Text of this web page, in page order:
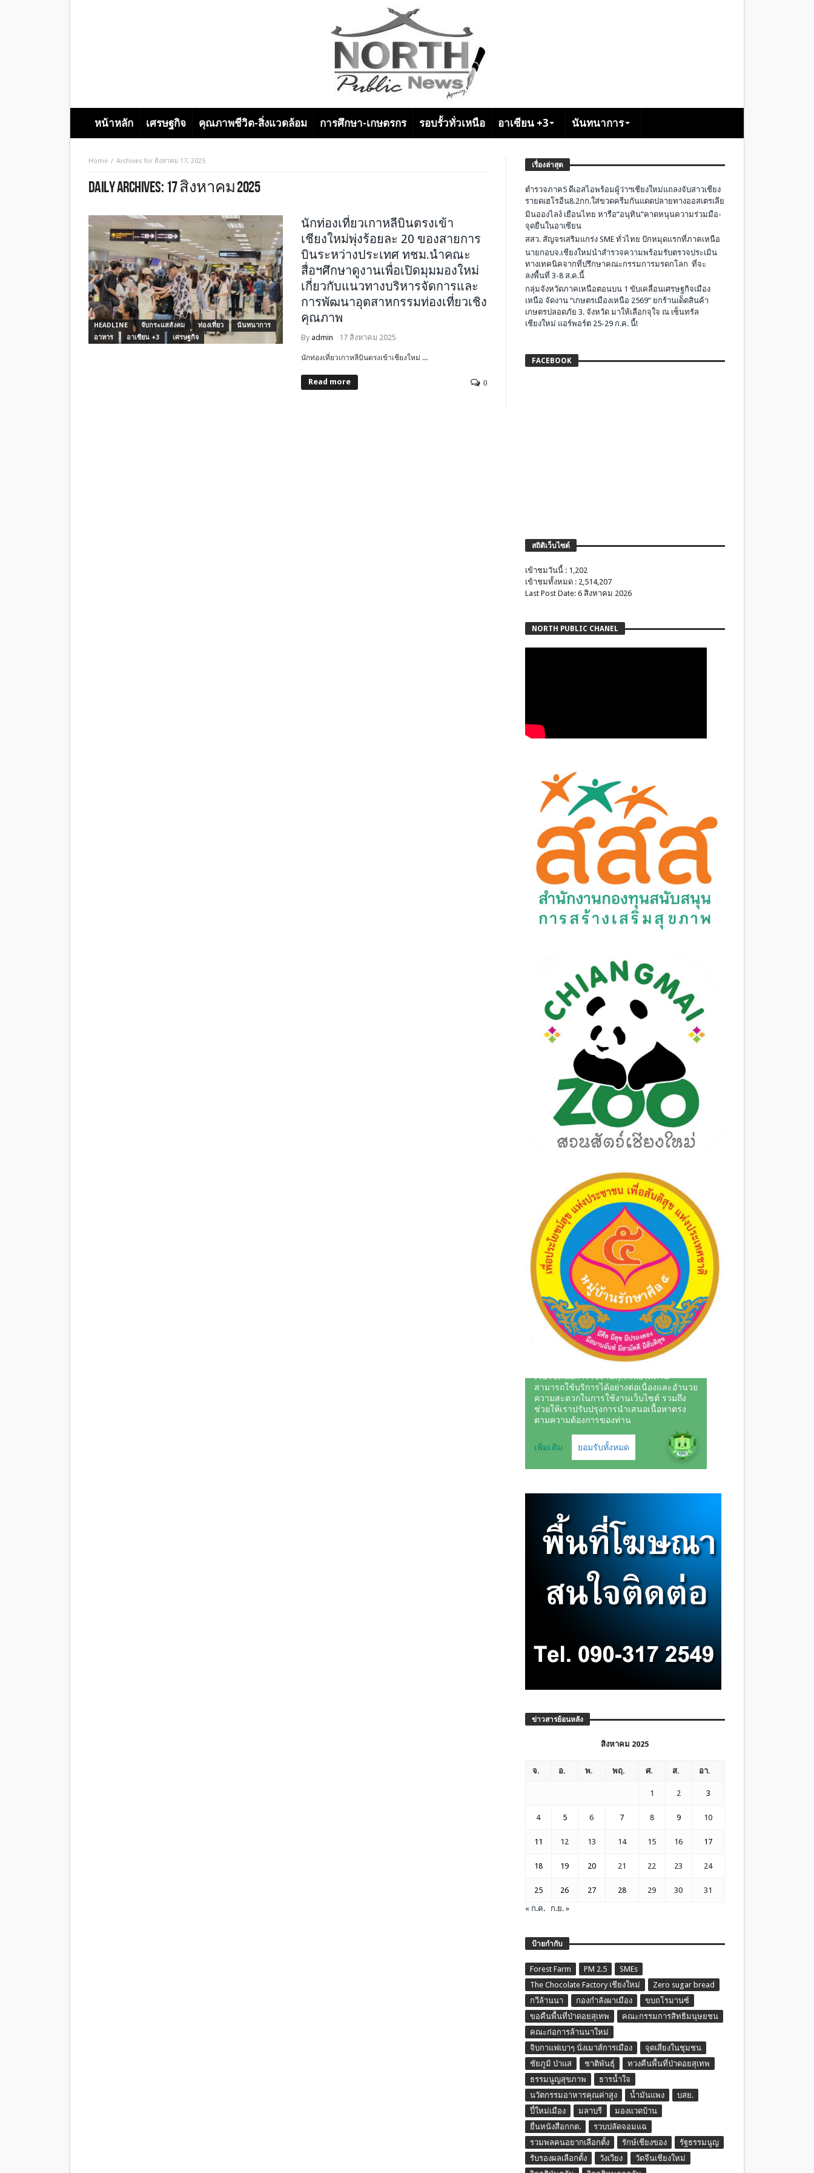
หน้าหลัก เศรษฐกิจ คุณภาพชีวิต-สิ่งแวดล้อม การศึกษา-เกษตรกร รอบรั้วทั่วเหนือ อาเซียน +3 นันทนาการ
Home Archives for สิงหาคม 17, 2025
DAILY ARCHIVES:17 สิงหาคม 2025
HEADLINE จับกระแสสังคม ท่องเที่ยว
นันทนาการ
อาหาร
อาเซียน +3 เศรษฐกิจ
นักท่องเที่ยวเกาหลีบินตรงเข้า
เชียงใหม่พุ่งร้อยละ 20 ของสายการ
บินระหว่างประเทศ ทชม.นำคณะ
สื่อฯศึกษาดูงานเพื่อเปิดมุมมองใหม่
เกี่ยวกับแนวทางบริหารจัดการและ
การพัฒนาอุตสาหกรรมท่องเที่ยวเชิง
คุณภาพ
By admin 17 สิงหาคม 2025
นักท่องเที่ยวเกาหลีบินตรงเข้าเชียงใหม่ ...
Read more 0
เรื่องล่าสุด
ตำรวจภาค5 ดีเอสไอพร้อมผู้ว่าฯเชียงใหม่แถลงจับสาวเชียง
รายดเฮโรอีน8.2กก.ใส่ขวดครีมกันแดดปลายทางออสเตรเลีย
มินอองไลง์ เยือนไทย หารือ”อนุทิน”คาดหนุนความร่วมมือ-
จุดยืนในอาเซียน
สสว. สัญจรเสริมแกร่ง SME ทั่วไทย ปักหมุดแรกที่ภาคเหนือ
นายกอบจ.เชียงใหม่นำสำรวจความพร้อมรับตรวจประเมิน
ทางเทคนิคจากที่ปรึกษาคณะกรรมการมรดกโลก ที่จะ
ลงพื้นที่ 3-8 ส.ค.นี้
กลุ่มจังหวัดภาคเหนือตอนบน 1 ขับเคลื่อนเศรษฐกิจเมือง
เหนือ จัดงาน “เกษตรเมืองเหนือ 2569” ยกร้านเด็ดสินค้า
เกษตรปลอดภัย 3. จังหวัด มาให้เลือกจุใจ ณ เซ็นทรัล
เชียงใหม่ แอร์พอร์ต 25-29 ก.ค. นี้!
FACEBOOK
สถิติเว็บไซต์
เข้าชมวันนี้ : 1,202
เข้าชมทั้งหมด : 2,514,207
Last Post Date: 6 สิงหาคม 2026
NORTH PUBLIC CHANEL
ข่าวสารย้อนหลัง
สิงหาคม 2025
จ. อ. พ. พฤ. ศ. ส. อา.
1 2 3
4 5 6 7 8 9 10
11 12 13 14 15 16 17
18 19 20 21 22 23 24
25 26 27 28 29 30
31
« ก.ค.
ก.ย. »
ป้ายกำกับ
Forest Farm PM 2.5
SMEs
The Chocolate Factory เชียงใหม่
Zero sugar bread
กวีล้านนา
กองกำลังผาเมือง
ขบถโรมานซ์
ขอคืนพื้นที่ป่าดอยสุเทพ
คณะกรรมการสิทธิมนุษยชน
คณะก่อการล้านนาใหม่
จิบกาแฟเบาๆ นั่งเมาส์การเมือง
จุดเสี่ยงในชุมชน
ชัยภูมิ ป่าแส
ชาติพันธุ์
ทวงคืนพื้นที่ป่าดอยสุเทพ
ธรรมนูญสุขภาพ
ธารน้ำใจ
นวัตกรรมอาหารคุณค่าสูง
น้ำมันแพง
บสย.
ปี๋ใหม่เมือง
มลาบรี
มองแวดบ้าน
ยื่นหนังสือกกต.
รวบปลัดจอมแฉ
รวมพลคนอยากเลือกตั้ง
รักษ์เชียงของ
รัฐธรรมนูญ
รับรองผลเลือกตั้ง
วังเวียง
วัดจีนเชียงใหม่